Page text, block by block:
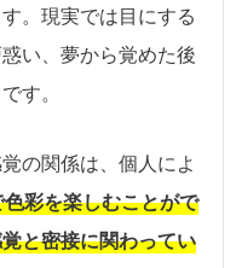
。現実では目にする
い、夢から覚めた後
す。
の関係は、個人によ
色彩を楽しむことがで
と密接に関わってい